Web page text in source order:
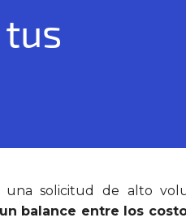
una solicitud de alto
balance entre los